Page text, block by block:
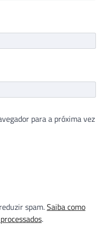
para a próxima vez
spam.Saiba como
.